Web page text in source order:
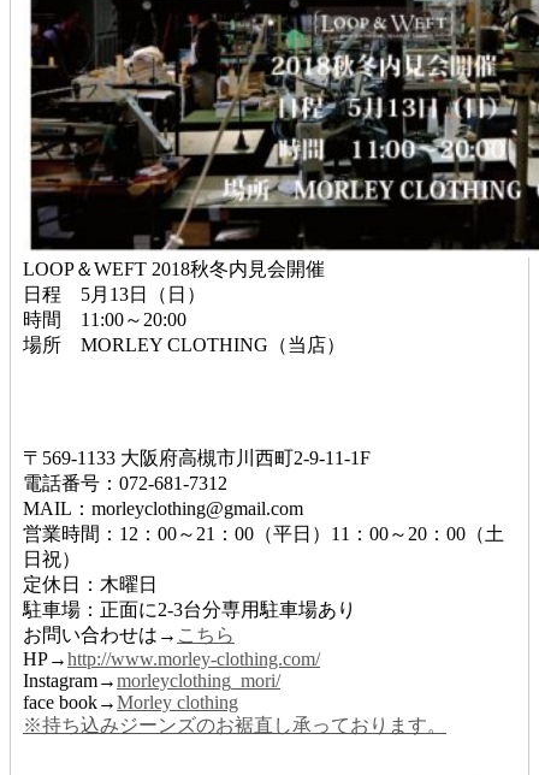
LOOP＆WEFT 2018秋冬内見会開催
日程 5月13日（日）
時間 11:00～20:00
場所 MORLEY CLOTHING（当店）
〒569-1133 大阪府高槻市川西町2-9-11-1F
電話番号：072-681-7312
MAIL：morleyclothing@gmail.com
営業時間：12：00～21：00（平日）11：00～20：00（土
日祝）
定休日：木曜日
駐車場：正面に2-3台分専用駐車場あり
お問い合わせは→ こちら
HP→http://www.morley-clothing.com/
Instagram→morleyclothing_mori/
face book→Morley clothing
※持ち込みジーンズのお裾直し承っております。